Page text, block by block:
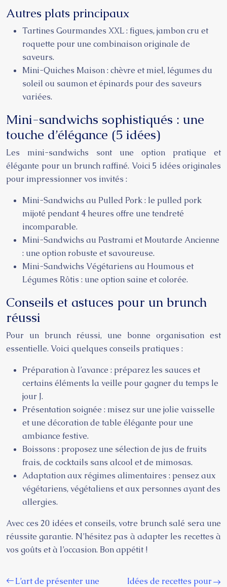
Autres plats principaux
Tartines Gourmandes XXL : figues, jambon cru et
roquette pour une combinaison originale de
saveurs.
Mini-Quiches Maison : chèvre et miel, légumes du
soleil ou saumon et épinards pour des saveurs
variées.
Mini-sandwichs sophistiqués : une
touche d’élégance (5 idées)
Les mini-sandwichs sont une option pratique et
élégante pour un brunch raffiné. Voici 5 idées originales
pour impressionner vos invités :
Mini-Sandwichs au Pulled Pork : le pulled pork
mijoté pendant 4 heures offre une tendreté
incomparable.
Mini-Sandwichs au Pastrami et Moutarde Ancienne
: une option robuste et savoureuse.
Mini-Sandwichs Végétariens au Houmous et
Légumes Rôtis : une option saine et colorée.
Conseils et astuces pour un brunch
réussi
Pour un brunch réussi, une bonne organisation est
essentielle. Voici quelques conseils pratiques :
Préparation à l’avance : préparez les sauces et
certains éléments la veille pour gagner du temps le
jour J.
Présentation soignée : misez sur une jolie vaisselle
et une décoration de table élégante pour une
ambiance festive.
Boissons : proposez une sélection de jus de fruits
frais, de cocktails sans alcool et de mimosas.
Adaptation aux régimes alimentaires : pensez aux
végétariens, végétaliens et aux personnes ayant des
allergies.
Avec ces 20 idées et conseils, votre brunch salé sera une
réussite garantie. N’hésitez pas à adapter les recettes à
vos goûts et à l’occasion. Bon appétit !
L’art de présenter une
Idées de recettes pour